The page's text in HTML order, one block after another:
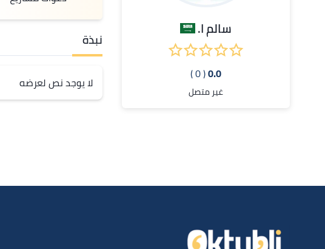
سالم ا.
0.0
( 0 )
غير متصل
نبذة
لا يوجد نص لعرضه